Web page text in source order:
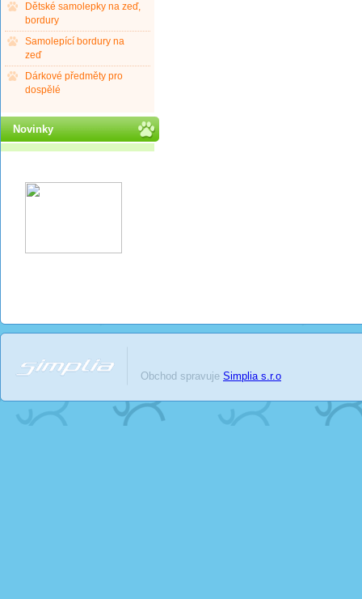
Dětské samolepky na zeď,
bordury
Samolepící bordury na
zeď
Dárkové předměty pro
dospělé
Novinky
Obchod spravuje Simplia s.r.o